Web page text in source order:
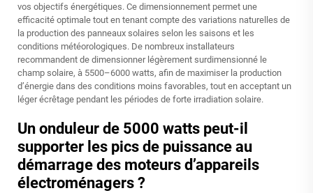
vos objectifs énergétiques. Ce dimensionnement permet une
efficacité optimale tout en tenant compte des variations naturelles de
la production des panneaux solaires selon les saisons et les
conditions météorologiques. De nombreux installateurs
recommandent de dimensionner légèrement surdimensionné le
champ solaire, à 5500–6000 watts, afin de maximiser la production
d’énergie dans des conditions moins favorables, tout en acceptant un
léger écrêtage pendant les périodes de forte irradiation solaire.
Un onduleur de 5000 watts peut-il
supporter les pics de puissance au
démarrage des moteurs d’appareils
électroménagers ?